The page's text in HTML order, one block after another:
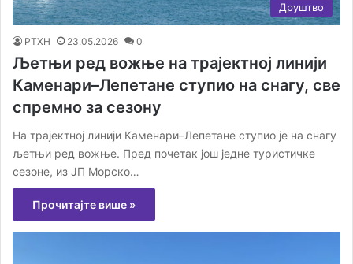
Друштво
РТХН 23.05.2026 0
Љетњи ред вожње на трајектној линији
Каменари–Лепетане ступио на снагу, све
спремно за сезону
На трајектној линији Каменари–Лепетане ступио је на снагу
љетњи ред вожње. Пред почетак још једне туристичке
сезоне, из ЈП Морско…
Прочитајте више »